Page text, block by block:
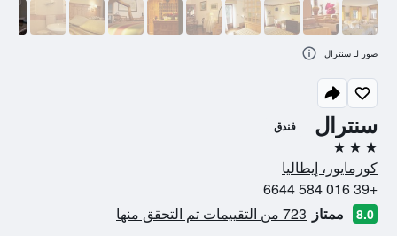
سنترال فندق
3 نجوم
كورمايور، إيطاليا
+39 016 584 6644
8.0 ممتاز 723 من التقييمات تم التحقق منها
صور لـ سنترال